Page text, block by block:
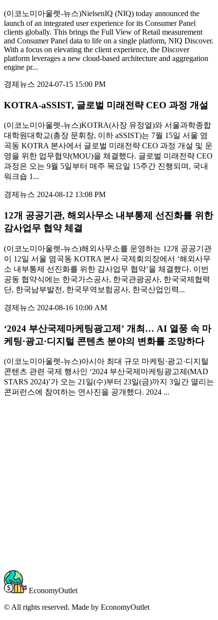
(이코노미아울렛-뉴스)NielsenIQ (NIQ) today announced the
launch of an integrated user experience for its Consumer Panel
clients globally. This brings the Full View of Retail measurement
and Consumer Panel data to life on a single platform, NIQ Discover.
With a focus on elevating the client experience, the Discover
platform leverages a new cloud-based architecture and aggregation
engine pr...
경제뉴스 2024-07-15 15:00 PM
KOTRA-aSSIST, 글로벌 미래전략 CEO 과정 개설
(이코노미아울렛-뉴스)KOTRA(사장 유정열)와 서울과학종합
대학원대학교(총장 문휘창, 이하 aSSIST)는 7월 15일 서울 염
곡동 KOTRA 본사에서 글로벌 미래전략 CEO 과정 개설 및 운
영을 위한 업무협약(MOU)을 체결했다. 글로벌 미래전략 CEO
과정은 오는 9월 5일부터 매주 목요일 15주간 진행되며, 국내
워크숍 1...
경제뉴스 2024-08-12 13:08 PM
12개 공공기관, 해외사무소 내부통제 선진화를 위한
감사업무 협약 체결
(이코노미아울렛-뉴스)해외사무소를 운영하는 12개 공공기관
이 12일 서울 염곡동 KOTRA 본사 국제회의장에서 ‘해외사무
소 내부통제 선진화를 위한 감사업무 협약’을 체결했다. 이번
공동 협약식에는 한국가스공사, 한국관광공사, 한국국제협력
단, 한국남부발전, 한국무역보험공사, 한국산업인력...
경제뉴스 2024-08-16 10:00 AM
‘2024 부산국제마케팅광고제’ 개최… AI 열풍 속 마
케팅·광고·디지털 콘텐츠 분야의 변화를 조망하다
(이코노미아울렛-뉴스)아시아 최대 규모 마케팅·광고·디지털
콘텐츠 관련 국제 행사인 ‘2024 부산국제마케팅광고제(MAD
STARS 2024)’가 오는 21일(수)부터 23일(금)까지 3일간 열리는
콘퍼런스에 참여하는 연사진을 공개했다. 2024 ...
EconomyOutlet
© All rights reserved. Made by EconomyOutlet